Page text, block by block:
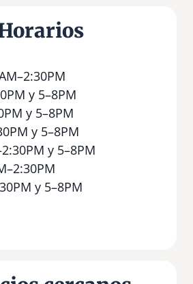
y 5–8PM
y 5–8PM
y 5–8PM
y 5–8PM
y 5–8PM